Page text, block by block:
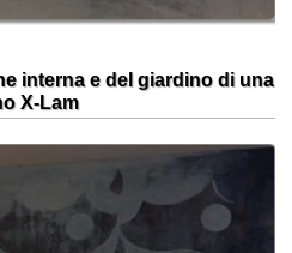
interna e del giardino di una
X-Lam